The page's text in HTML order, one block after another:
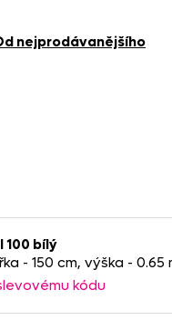
od nejprodávanějšího
100 bílý
- 150 cm, výška - 0.65
kódu